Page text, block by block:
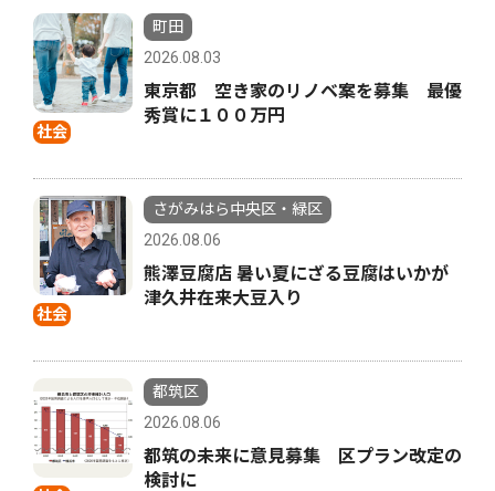
社会
町田
2026.08.03
東京都 空き家のリノベ案を募集 最優
秀賞に１００万円
社会
さがみはら中央区・緑区
2026.08.06
熊澤豆腐店 暑い夏にざる豆腐はいかが
津久井在来大豆入り
都筑区
2026.08.06
都筑の未来に意見募集 区プラン改定の
検討に